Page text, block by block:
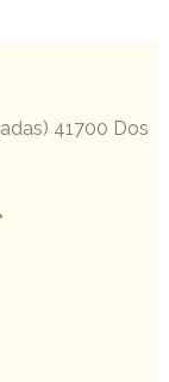
41700 Dos